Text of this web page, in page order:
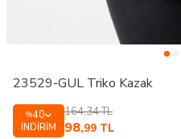
23529-GUL Triko Kazak
%40
İNDIRIM
164,34TL
98,99 TL